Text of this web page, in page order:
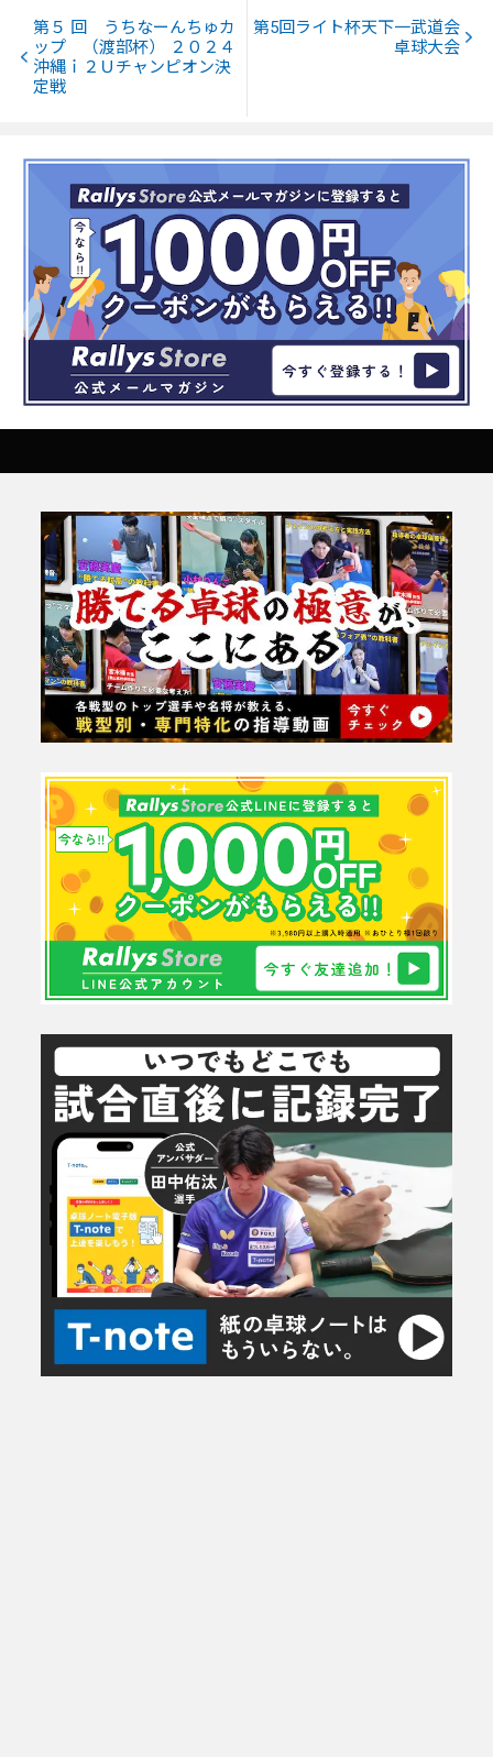
第５ 回 うちなーんちゅカ
ップ （渡部杯） ２０２４
沖縄ｉ２Ｕチャンピオン決
定戦
第5回ライト杯天下一武道会
卓球大会